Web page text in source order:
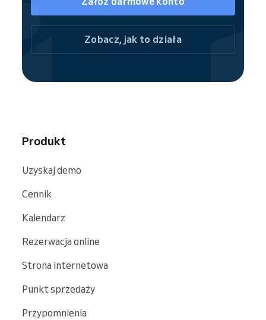
Zobacz, jak to działa
Produkt
Uzyskaj demo
Cennik
Kalendarz
Rezerwacja online
Strona internetowa
Punkt sprzedaży
Przypomnienia